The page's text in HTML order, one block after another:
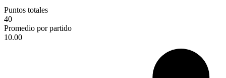
Puntos totales
40
Promedio por partido
10.00